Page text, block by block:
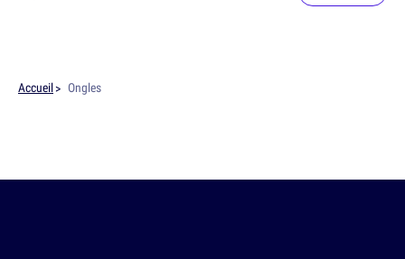
Accueil Ongles